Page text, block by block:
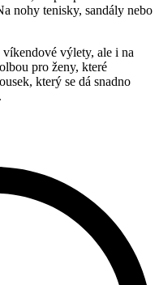
nohy tenisky, sandály nebo
výlety, ale i na
pro ženy, které
který se dá snadno